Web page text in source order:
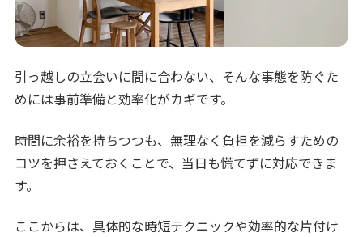
引っ越しの立会いに間に合わない、そんな事態を防ぐた
めには事前準備と効率化がカギです。
時間に余裕を持ちつつも、無理なく負担を減らすための
コツを押さえておくことで、当日も慌てずに対応できま
す。
ここからは、具体的な時短テクニックや効率的な片付け